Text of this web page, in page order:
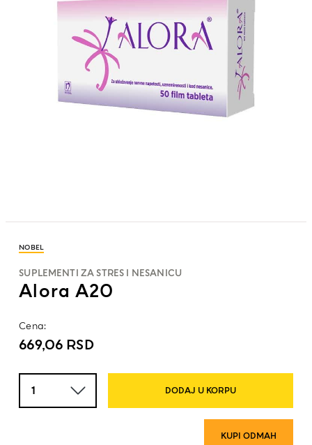
NOBEL
SUPLEMENTI ZA STRES I NESANICU
Alora A20
Cena:
669,06 RSD
DODAJ U KORPU
KUPI ODMAH